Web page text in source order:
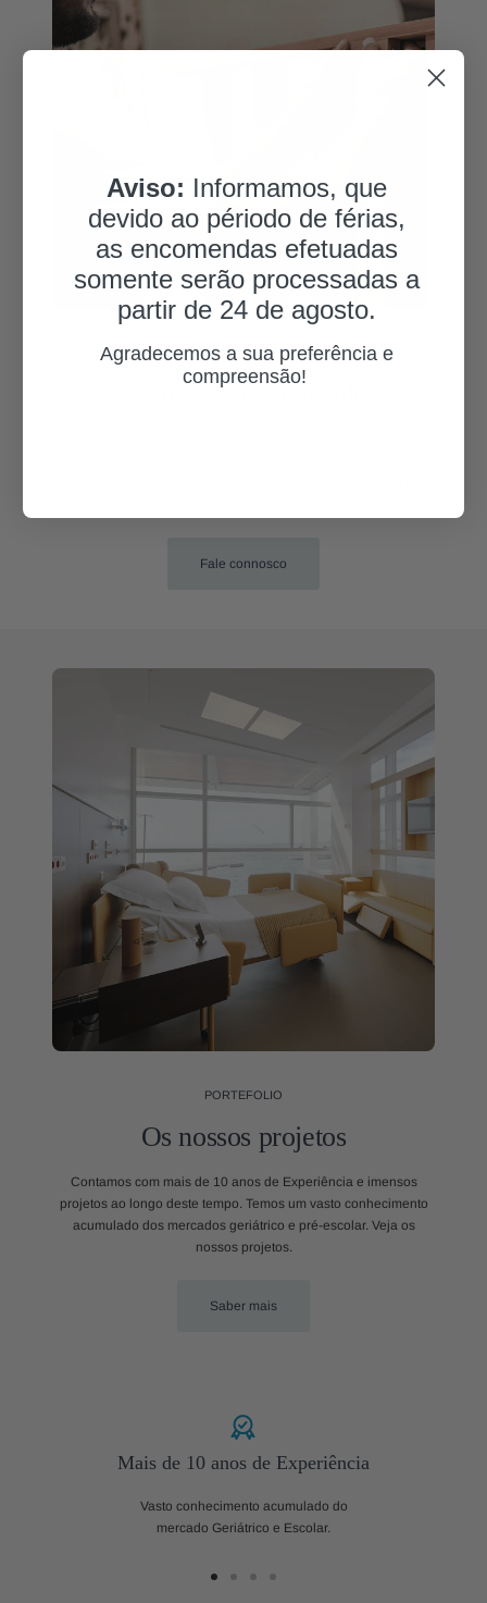
PERSONALIZAÇÃO
Produtos Personalizados
Fale connosco
PORTEFOLIO
Os nossos projetos
Contamos com mais de 10 anos de Experiência e imensos
projetos ao longo deste tempo. Temos um vasto conhecimento
acumulado dos mercados geriátrico e pré-escolar. Veja os
nossos projetos.
Saber mais
Mais de 10 anos de Experiência
Vasto conhecimento acumulado do
mercado Geriátrico e Escolar.
Aviso: Informamos, que
devido ao périodo de férias,
as encomendas efetuadas
somente serão processadas a
partir de 24 de agosto.
Agradecemos a sua preferência e
compreensão!